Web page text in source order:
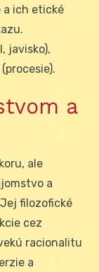
ich etické
javisko),
a
ale
a
filozofické
cez
racionalitu
a